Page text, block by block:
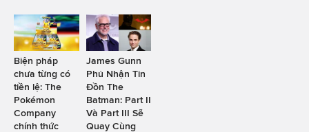
Biện pháp
chưa từng có
tiền lệ: The
Pokémon
Company
chính thức
James Gunn
Phủ Nhận Tin
Đồn The
Batman: Part II
Và Part III Sẽ
Quay Cùng